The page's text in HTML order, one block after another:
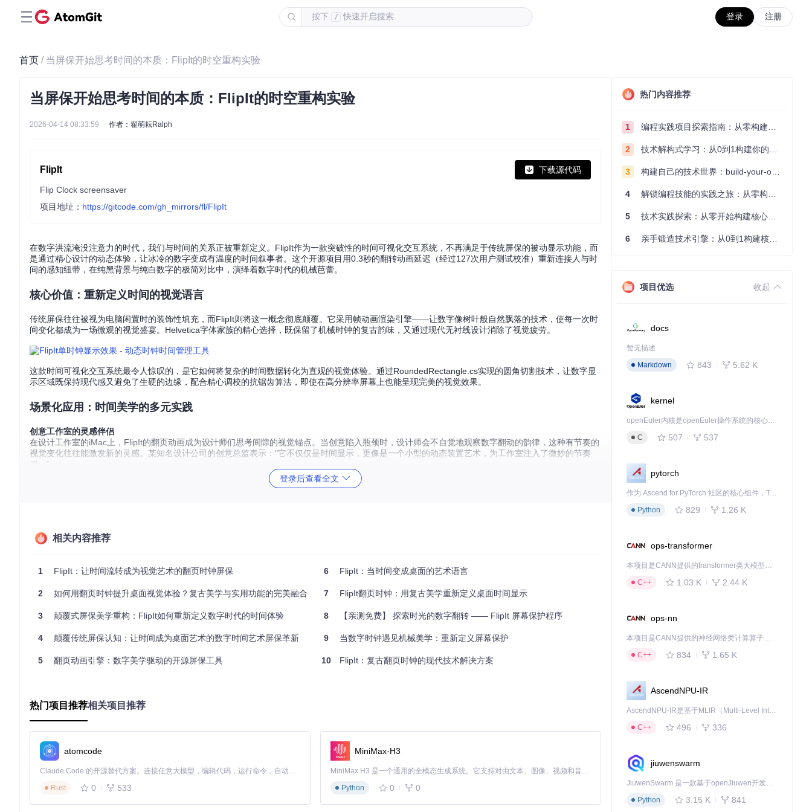
按下 / 快速开启搜索 登录 注册
首页 / 当屏保开始思考时间的本质：FlipIt的时空重构实验
当屏保开始思考时间的本质：FlipIt的时空重构实验
2026-04-14 08:33:59 作者：翟萌耘Ralph
FlipIt 下载源代码
Flip Clock screensaver
项目地址： https://gitcode.com/gh_mirrors/fl/FlipIt
在数字洪流淹没注意力的时代，我们与时间的关系正被重新定义。FlipIt作为一款突破性的时间可视化交互系统，不再满足于传统屏保的被动显示功能，而
是通过精心设计的动态体验，让冰冷的数字变成有温度的时间叙事者。这个开源项目用0.3秒的翻转动画延迟（经过127次用户测试校准）重新连接人与时
间的感知纽带，在纯黑背景与纯白数字的极简对比中，演绎着数字时代的机械芭蕾。
核心价值：重新定义时间的视觉语言
传统屏保往往被视为电脑闲置时的装饰性填充，而FlipIt则将这一概念彻底颠覆。它采用帧动画渲染引擎——让数字像树叶般自然飘落的技术，使每一次时
间变化都成为一场微观的视觉盛宴。Helvetica字体家族的精心选择，既保留了机械时钟的复古韵味，又通过现代无衬线设计消除了视觉疲劳。
这款时间可视化交互系统最令人惊叹的，是它如何将复杂的时间数据转化为直观的视觉体验。通过RoundedRectangle.cs实现的圆角切割技术，让数字显
示区域既保持现代感又避免了生硬的边缘，配合精心调校的抗锯齿算法，即使在高分辨率屏幕上也能呈现完美的视觉效果。
场景化应用：时间美学的多元实践
创意工作室的灵感伴侣
在设计工作室的iMac上，FlipIt的翻页动画成为设计师们思考间隙的视觉锚点。当创意陷入瓶颈时，设计师会不自觉地观察数字翻动的韵律，这种有节奏的
视觉变化往往能激发新的灵感。某知名设计公司的创意总监表示："它不仅仅是时间显示，更像是一个小型的动态装置艺术，为工作室注入了微妙的节奏
感。"
居家办公的专注助手
间感知，避免无意义的刷屏浪费。
深度解析：反主流设计思考
FlipIt的成功源于其对传统屏保概念的彻底重构。大多数屏保试图通过复杂的动画或信息展示来"填充"闲置时间，而FlipIt却选择做减法——用最简洁的元素
不同于传统屏保的信息过载，FlipIt只保留时间这一核心信息，通过精心设计的视觉层次，让用户在一瞥之间就能获取所需信息。这种设计遵循了认知负荷
翻页动画的速度经过精确计算，既不会因过快而分散注意力，也不会因过慢而显得迟钝。开发团队在Int32Extensions.cs中实现了特殊的缓动算法，使数字
情境适应
通过SettingsForm.cs实现的个性化配置系统，允许用户根据不同场景调整显示参数。办公环境下可以选择24小时制和较大字号，而卧室环境则可切换到柔
和模式，降低夜间视觉刺激。
行动指南：打造你的个性化时间界面
安装痛点与解决方案
登录后查看全文
相关内容推荐
1 FlipIt：让时间流转成为视觉艺术的翻页时钟屏保
2 如何用翻页时钟提升桌面视觉体验？复古美学与实用功能的完美融合
3 颠覆式屏保美学重构：FlipIt如何重新定义数字时代的时间体验
4 颠覆传统屏保认知：让时间成为桌面艺术的数字时间艺术屏保革新
5 翻页动画引擎：数字美学驱动的开源屏保工具
6 FlipIt：当时间变成桌面的艺术语言
7 FlipIt翻页时钟：用复古美学重新定义桌面时间显示
8 【亲测免费】 探索时光的数字翻转 —— FlipIt 屏幕保护程序
9 当数字时钟遇见机械美学：重新定义屏幕保护
10 FlipIt：复古翻页时钟的现代技术解决方案
热门项目推荐相关项目推荐
atomcode
Claude Code 的开源替代方案。连接任意大模型，编辑代码，运行命令，自动验证 — 全自动执行。用 Rust 构建，极致性能。 ｜ An open-source alternative to Claude Code. Connect any LLM, edit code, run commands, and verify changes — autonomously. Built in Rust for speed. Get Started
Rust
0 533
MiniMax-H3
MiniMax H3 是一个通用的全模态生成系统。它支持对由文本、图像、视频和音频组成的多模态上下文进行统一理解，并能生成分辨率高达 2K、时长可达 15 秒的带原生立体声音频的视频。得益于面向任务泛化的系统设计，H3 在预训练阶段就已具备广泛的多模态上下文理解与生成能力，能够出色地执行复杂的多模态指令。
Python
0 0
热门内容推荐
1 编程实践项目探索指南：从零构建技术能力体系
2 技术解构式学习：从0到1构建你的编程知识体系
3 构建自己的技术世界：build-your-own-x项目的实践探索指南
4 解锁编程技能的实践之旅：从零构建你的技术世界
5 技术实践探索：从零开始构建核心系统的实践指南
6 亲手锻造技术引擎：从0到1构建核心系统的实践指南
项目优选 收起
docs
暂无描述
Markdown
843 5.62 K
kernel
openEuler内核是openEuler操作系统的核心，既是系统性能与稳定性的基石，也是连接处理器、设备与服务的桥梁。
C
507 537
pytorch
作为 Ascend for PyTorch 社区的核心组件，TorchNPU 是昇腾专为 PyTorch 打造的深度学习适配插件，使 PyTorch 框架能够直接调用昇腾 NPU，为开发者提供昇腾 AI 处理器的超强算力。
Python
829 1.26 K
ops-transformer
本项目是CANN提供的transformer类大模型算子库，实现网络在NPU上加速计算。
C++
1.03 K 2.44 K
ops-nn
本项目是CANN提供的神经网络类计算算子库，实现网络在NPU上加速计算。
C++
834 1.65 K
AscendNPU-IR
AscendNPU-IR是基于MLIR（Multi-Level Intermediate Representation）构建的，面向昇腾亲和算子编译时使用的中间表示，提供昇腾完备表达能力，通过编译优化提升昇腾AI处理器计算效率，支持通过生态框架使能昇腾AI处理器与深度调优
C++
496 336
jiuwenswarm
JiuwenSwarm 是一款基于openJiuwen开发的智能AI Agent，它能够将大语言模型的强大能力，通过你日常使用的各类通讯应用，直接延伸至你的指尖。
Python
3.15 K 841